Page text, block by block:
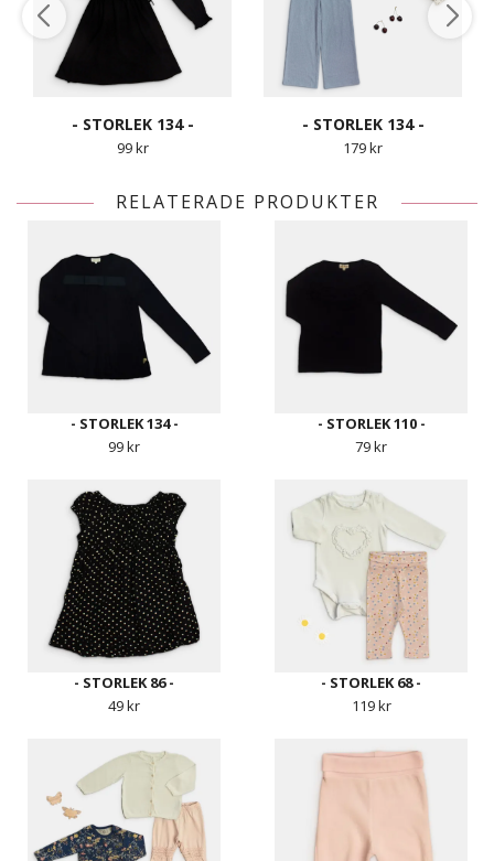
- STORLEK 134 -
99 kr
- STORLEK 134 -
179 kr
RELATERADE PRODUKTER
- STORLEK 134 -
99 kr
- STORLEK 110 -
79 kr
- STORLEK 86 -
49 kr
- STORLEK 68 -
119 kr